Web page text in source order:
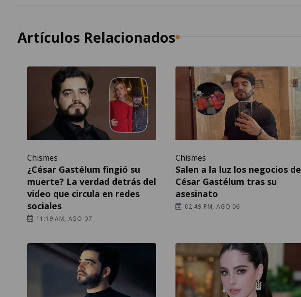
Artículos Relacionados
Chismes
¿César Gastélum fingió su
muerte? La verdad detrás del
video que circula en redes
sociales
11:19 AM, AGO 07
Chismes
Salen a la luz los negocios de
César Gastélum tras su
asesinato
02:49 PM, AGO 06